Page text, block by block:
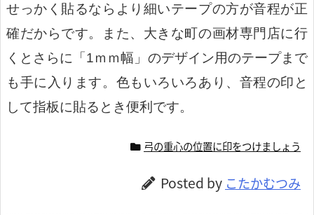
せっかく貼るならより細いテープの方が音程が正
確だからです。また、大きな町の画材専門店に行
くとさらに「1ｍｍ幅」のデザイン用のテープまで
も手に入ります。色もいろいろあり、音程の印と
して指板に貼るとき便利です。
弓の重心の位置に印をつけましょう
Posted by こたかむつみ